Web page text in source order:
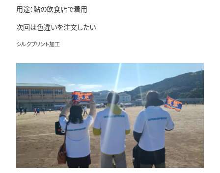
用途：鮎の飲食店で着用
次回は色違いを注文したい
シルクプリント加工